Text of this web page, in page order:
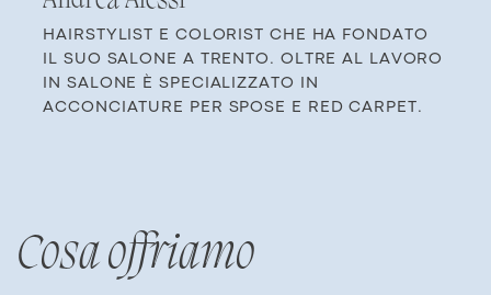
HAIRSTYLIST E COLORIST CHE HA FONDATO
IL ​SUO SALONE A TRENTO. OLTRE AL LAVORO
IN ​SALONE È SPECIALIZZATO IN
ACCONCIATURE ​PER SPOSE E RED CARPET.
Cosa offriamo